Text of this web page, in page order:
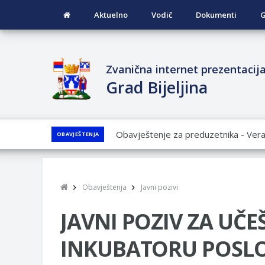
Aktuelno Vodič Dokumenti
Zvanična internet prezentacija
Grad Bijeljina
OBAVJEŠTENJA
JAVNI POZIV ZA PRIJAVU
JAVNI KONKURS ZA DODJELU
PRELIMINARNA RANG LISTA
VOJSKE REPUBLIKE SRPSKE U
SOCIJALNE POTREBE
Od 27. jula prijem zahtjeva za
Obavještenja Javni pozivi
JAVNI POZIV ZA
INKUBATORU